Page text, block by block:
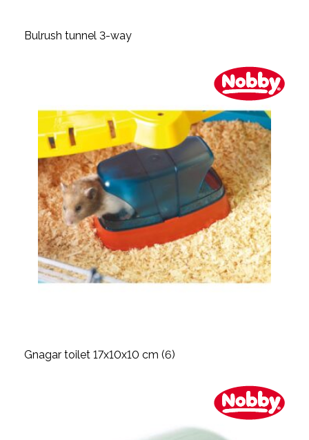
Bulrush tunnel 3-way
Gnagar toilet 17x10x10 cm (6)